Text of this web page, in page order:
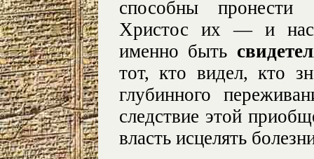
способны пронести
Христос их — и
именно быть
тот, кто видел, кто
глубинного
следствие этой
власть исцелять